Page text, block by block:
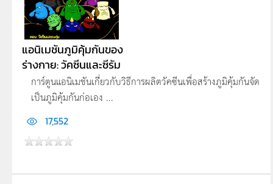
แอนิเมชันภูมิคุ้มกันของ
ร่างกาย: วัคซีนและซีรัม
การ์ตูนแอนิเมชันเกี่่ยวกับวิธีการผลิตวัคซีนเพื่อสร้างภูมิคุ้มกันจัด
เป็นภูมิคุ้มกันก่อเอง ...
17,552